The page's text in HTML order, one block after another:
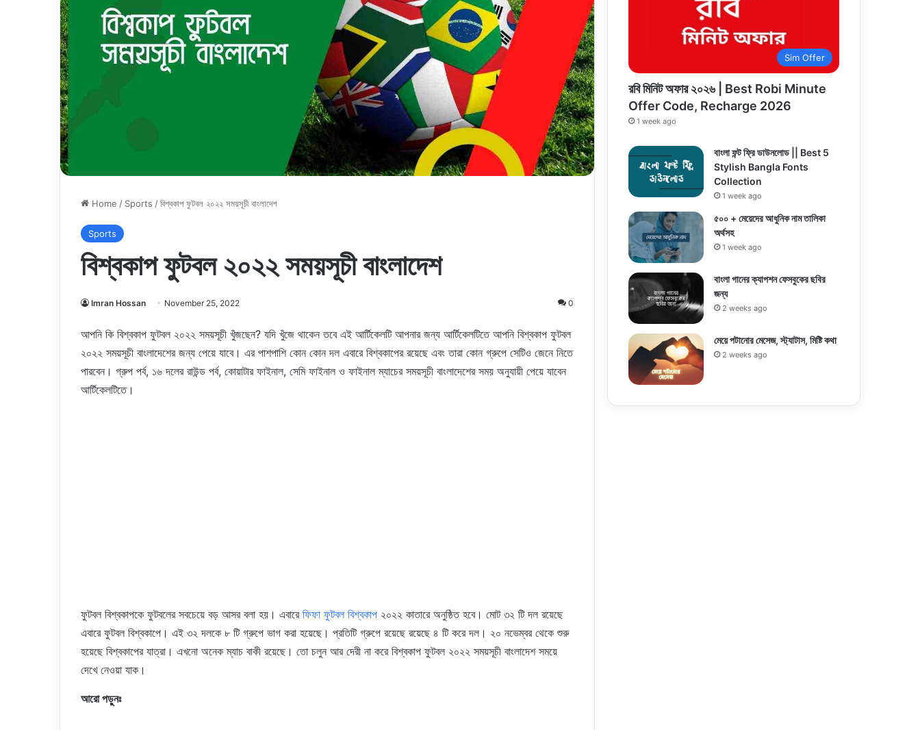
Home / Sports /বিশ্বকাপ ফুটবল ২০২২ সময়সূচী বাংলাদেশ
Sports
বিশ্বকাপ ফুটবল ২০২২ সময়সূচী বাংলাদেশ
Imran Hossan November 25, 2022 0
আপনি কি বিশ্বকাপ ফুটবল ২০২২ সময়সূচী খুঁজছেন? যদি খুঁজে থাকেন তবে এই আর্টিকেলটি আপনার জন্য আর্টিকেলটিতে আপনি বিশ্বকাপ ফুটবল
২০২২ সময়সূচী বাংলাদেশের জন্য পেয়ে যাবে। এর পাশপাশি কোন কোন দল এবারে বিশ্বকাপের রয়েছে এবং তারা কোন গ্রুপে সেটিও জেনে নিতে
পারবেন। গ্রুপ পর্ব, ১৬ দলের রাউন্ড পর্ব, কোয়াটার ফাইনাল, সেমি ফাইনাল ও ফাইনাল ম্যাচের সময়সূচী বাংলাদেশের সময় অনুযায়ী পেয়ে যাবেন
আর্টিকেলটিতে।
ফুটবল বিশ্বকাপকে ফুটবলের সবচেয়ে বড় আসর বলা হয়। এবারে ফিফা ফুটবল বিশ্বকাপ ২০২২ কাতারে অনুষ্ঠিত হবে। মোট ৩২ টি দল রয়েছে
এবারে ফুটবল বিশ্বকাপে। এই ৩২ দলকে ৮ টি গ্রুপে ভাগ করা হয়েছে। প্রতিটি গ্রুপে রয়েছে রয়েছে ৪ টি করে দল। ২০ নভেম্বর থেকে শুরু
হয়েছে বিশ্বকাপের যাত্রা। এখনো অনেক ম্যাচ বাকী রয়েছে। তো চলুন আর দেরী না করে বিশ্বকাপ ফুটবল ২০২২ সময়সূচী বাংলাদেশ সময়ে
দেখে নেওয়া যাক।
আরো পড়ুনঃ
Sim Offer
রবি মিনিট অফার ২০২৬ | Best Robi Minute
Offer Code, Recharge 2026
1 week ago
বাংলা ফন্ট ফ্রি ডাউনলোড || Best 5
Stylish Bangla Fonts
Collection
1 week ago
৫০০ + মেয়েদের আধুনিক নাম তালিকা
অর্থসহ
1 week ago
বাংলা গানের ক্যাপশন ফেসবুকের ছবির
জন্য
2 weeks ago
মেয়ে পটানোর মেসেজ, স্ট্যাটাস, মিষ্টি কথা
2 weeks ago